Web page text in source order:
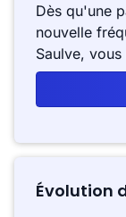
Dès qu'une
nouvelle
Saulve,
Évolution